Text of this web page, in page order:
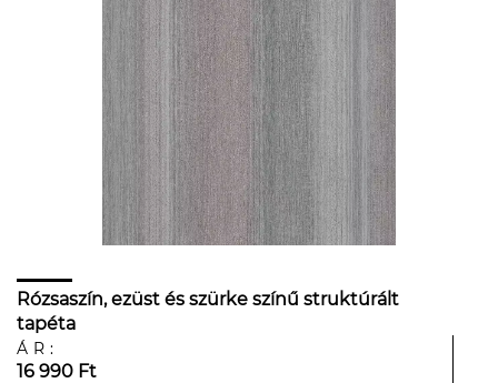
Rózsaszín, ezüst és szürke színű struktúrált
tapéta
ÁR:
16 990 Ft